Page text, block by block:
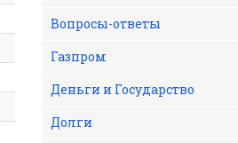
Вопросы-ответы
Газпром
Деньги и Государство
Долги